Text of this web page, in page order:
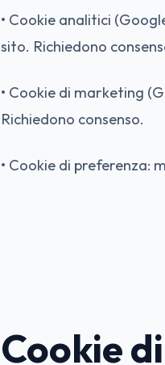
• Cookie analitici
sito. Richiedono
• Cookie di marketing
Richiedono consenso.
• Cookie di preferenza:
Cookie